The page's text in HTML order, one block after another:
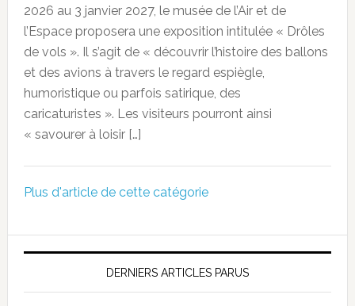
2026 au 3 janvier 2027, le musée de l’Air et de
l’Espace proposera une exposition intitulée « Drôles
de vols ». Il s’agit de « découvrir l’histoire des ballons
et des avions à travers le regard espiègle,
humoristique ou parfois satirique, des
caricaturistes ». Les visiteurs pourront ainsi
« savourer à loisir […]
Plus d'article de cette catégorie
DERNIERS ARTICLES PARUS